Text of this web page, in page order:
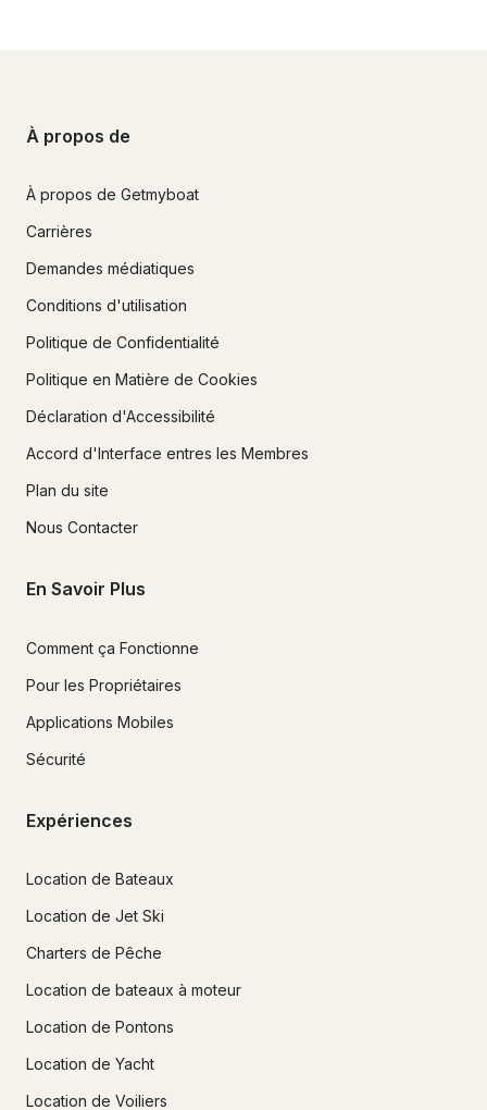
À propos de
À propos de Getmyboat
Carrières
Demandes médiatiques
Conditions d'utilisation
Politique de Confidentialité
Politique en Matière de Cookies
Déclaration d'Accessibilité
Accord d'Interface entres les Membres
Plan du site
Nous Contacter
En Savoir Plus
Comment ça Fonctionne
Pour les Propriétaires
Applications Mobiles
Sécurité
Expériences
Location de Bateaux
Location de Jet Ski
Charters de Pêche
Location de bateaux à moteur
Location de Pontons
Location de Yacht
Location de Voiliers